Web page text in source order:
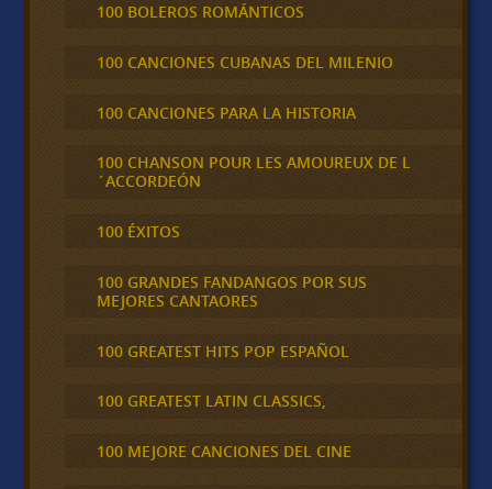
100 BOLEROS ROMÁNTICOS
100 CANCIONES CUBANAS DEL MILENIO
100 CANCIONES PARA LA HISTORIA
100 CHANSON POUR LES AMOUREUX DE L
´ACCORDEÓN
100 ÉXITOS
100 GRANDES FANDANGOS POR SUS
MEJORES CANTAORES
100 GREATEST HITS POP ESPAÑOL
100 GREATEST LATIN CLASSICS,
100 MEJORE CANCIONES DEL CINE